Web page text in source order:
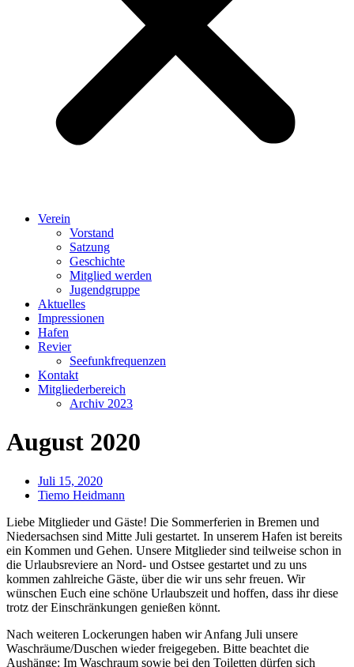
Verein
Vorstand
Satzung
Geschichte
Mitglied werden
Jugendgruppe
Aktuelles
Impressionen
Hafen
Revier
Seefunkfrequenzen
Kontakt
Mitgliederbereich
Archiv 2023
August 2020
Juli 15, 2020
Tiemo Heidmann
Liebe Mitglieder und Gäste! Die Sommerferien in Bremen und
Niedersachsen sind Mitte Juli gestartet. In unserem Hafen ist bereits
ein Kommen und Gehen. Unsere Mitglieder sind teilweise schon in
die Urlaubsreviere an Nord- und Ostsee gestartet und zu uns
kommen zahlreiche Gäste, über die wir uns sehr freuen. Wir
wünschen Euch eine schöne Urlaubszeit und hoffen, dass ihr diese
trotz der Einschränkungen genießen könnt.
Nach weiteren Lockerungen haben wir Anfang Juli unsere
Waschräume/Duschen wieder freigegeben. Bitte beachtet die
Aushänge: Im Waschraum sowie bei den Toiletten dürfen sich